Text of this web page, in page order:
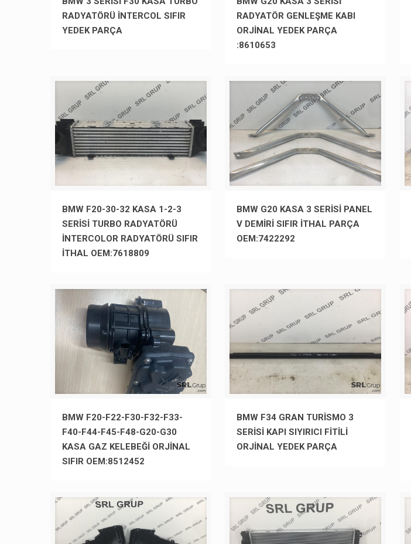
RADYATÖRÜ İNTERCOL SIFIR
YEDEK PARÇA
RADYATÖR GENLEŞME KABI
ORJİNAL YEDEK PARÇA
:8610653
BMW F20-30-32 KASA 1-2-3
SERİSİ TURBO RADYATÖRÜ
İNTERCOLOR RADYATÖRÜ SIFIR
İTHAL OEM:7618809
BMW G20 KASA 3 SERİSİ PANEL
V DEMİRİ SIFIR İTHAL PARÇA
OEM:7422292
BMW F20-F22-F30-F32-F33-
F40-F44-F45-F48-G20-G30
KASA GAZ KELEBEĞİ ORJİNAL
SIFIR OEM:8512452
BMW F34 GRAN TURİSMO 3
SERİSİ KAPI SIYIRICI FİTİLİ
ORJİNAL YEDEK PARÇA